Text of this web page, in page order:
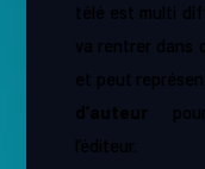
télé est multi
va rentrer dans
et peut
d’auteur
l’éditeur.